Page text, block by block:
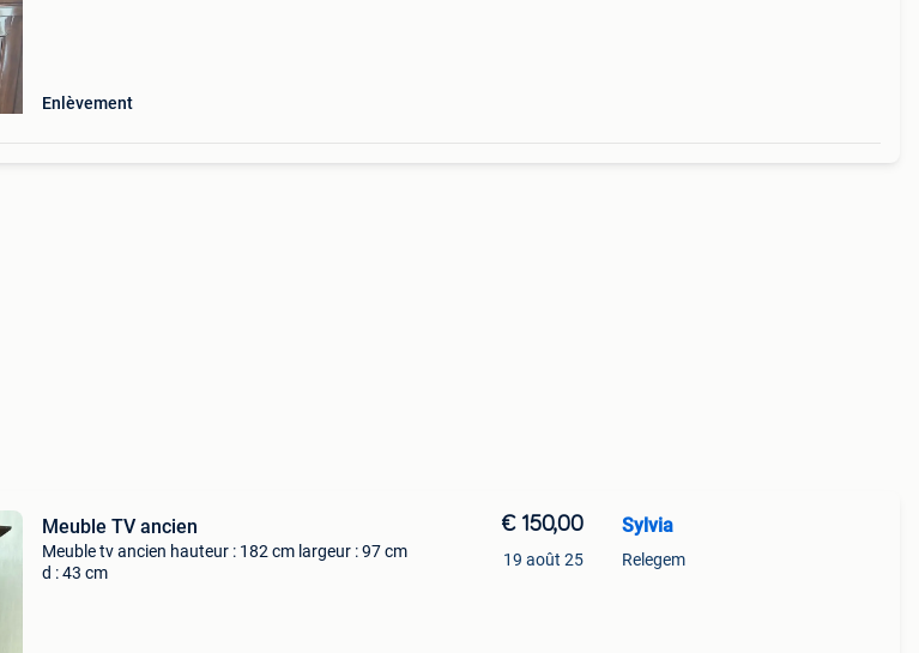
Enlèvement
Meuble TV ancien
Meuble tv ancien hauteur : 182 cm largeur : 97 cm
d : 43 cm
€ 150,00
19 août 25
Sylvia
Relegem